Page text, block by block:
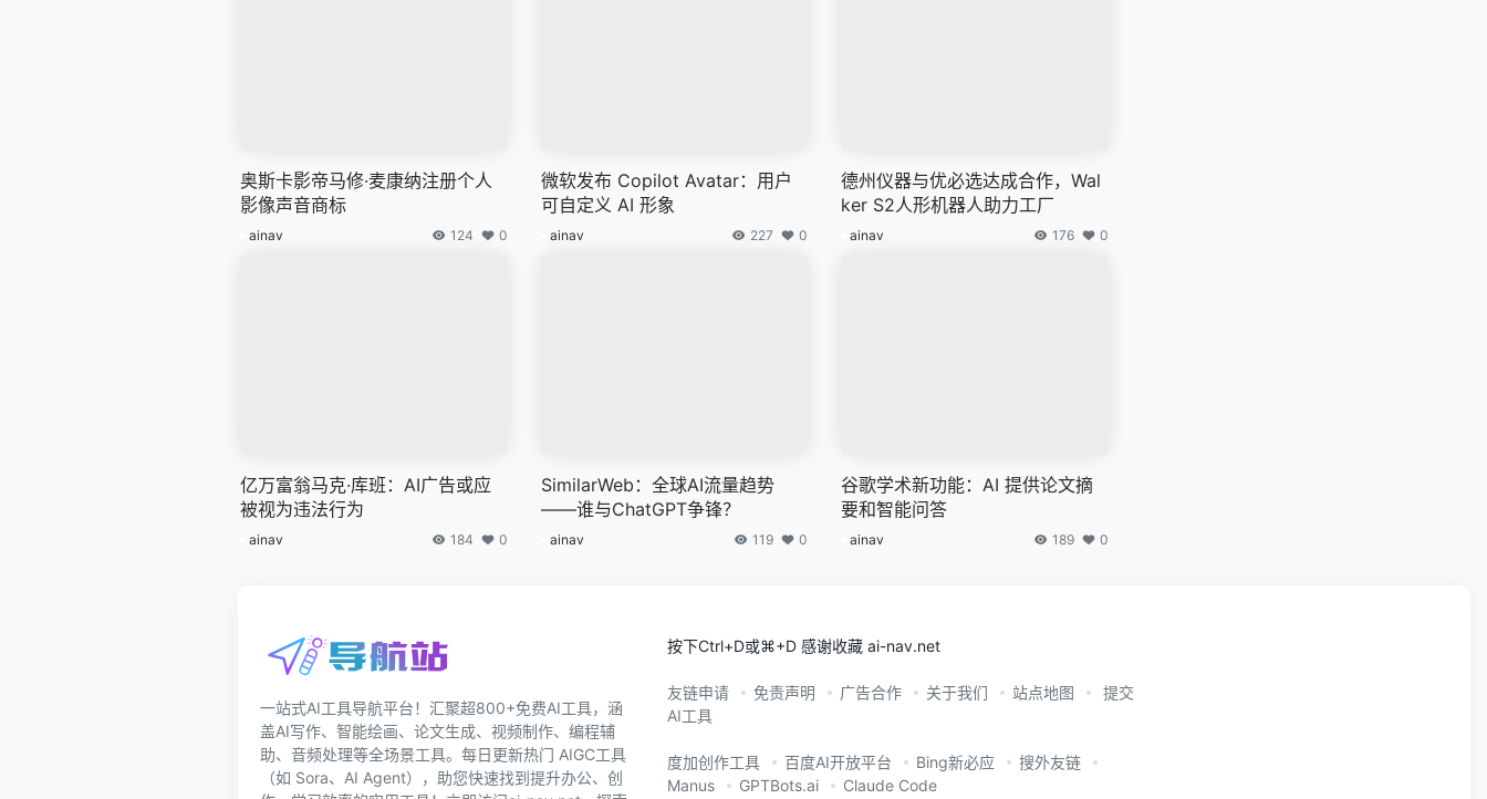
奥斯卡影帝马修·麦康纳注册个人
影像声音商标
ainav 124 0
微软发布 Copilot Avatar：用户
可自定义 AI 形象
ainav 227 0
德州仪器与优必选达成合作，Wal
ker S2人形机器人助力工厂
ainav 176 0
亿万富翁马克·库班：AI广告或应
被视为违法行为
ainav 184 0
SimilarWeb：全球AI流量趋势
——谁与ChatGPT争锋？
ainav 119 0
谷歌学术新功能：AI 提供论文摘
要和智能问答
ainav 189 0
一站式AI工具导航平台！汇聚超800+免费AI工具，涵
盖AI写作、智能绘画、论文生成、视频制作、编程辅
助、音频处理等全场景工具。每日更新热门 AIGC工具
（如 Sora、AI Agent），助您快速找到提升办公、创
按下Ctrl+D或⌘+D 感谢收藏 ai-nav.net
友链申请 免责声明 广告合作 关于我们 站点地图
提交
AI工具
度加创作工具 百度AI开放平台 Bing新必应
搜外友链
Manus
GPTBots.ai Claude Code